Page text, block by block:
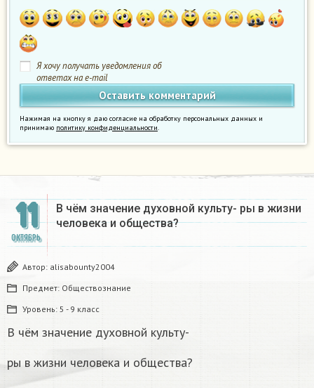
Я хочу получать уведомления об
ответах на e-mail
Нажимая на кнопку я даю согласие на обработку персональных данных и
принимаю политику конфиденциальности.
11
ОКТЯБРЬ
В чём значение духовной культу- ры в жизни
человека и общества?
Автор: alisabounty2004
Предмет: Обществознание
Уровень: 5 - 9 класс
В чём значение духовной культу-
ры в жизни человека и общества?